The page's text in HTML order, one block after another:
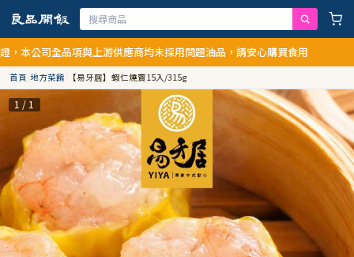
公司全品項與上游供應商均未採用問題油品，請安心購買食用
首頁/地方菜餚/ 【易牙居】蝦仁燒賣15入/315g
1 / 1